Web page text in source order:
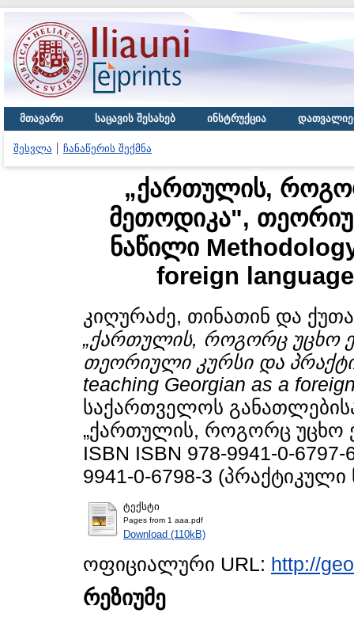
მთავარი საცავის შესახებ ინსტრუქცია
შესვლა ჩანაწერის შექმნა
„ქართულის,
მეთოდიკა",
ნაწილი
foreign
კიღურაძე, თინათინ და
„ქართულის, როგორც უცხო
თეორიული კურსი და
teaching Georgian as a
საქართველოს
„ქართულის, როგორც უცხო
ISBN ISBN 978-9941-0-
9941-0-6798-3
ტექსტი
Pages from 1 aaa.pdf
Download (110kB)
ოფიციალური URL: http://
რეზიუმე